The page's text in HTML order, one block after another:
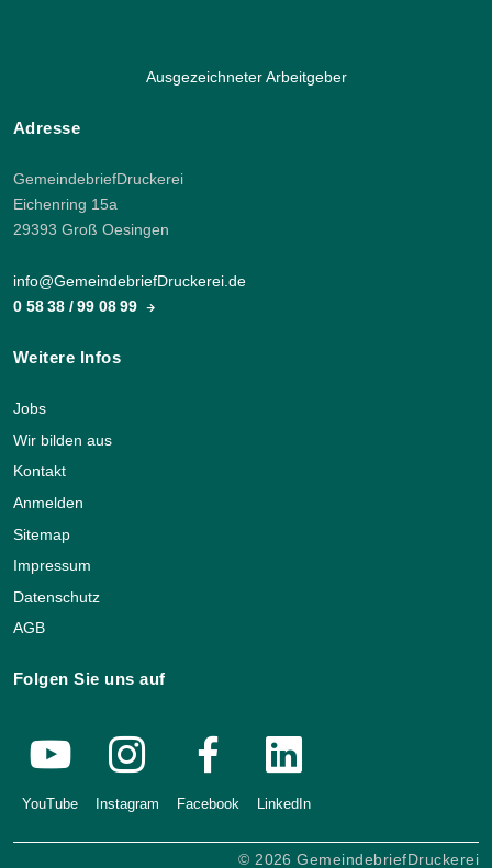
Ausgezeichneter Arbeitgeber
Adresse
GemeindebriefDruckerei
Eichenring 15a
29393 Groß Oesingen
info@GemeindebriefDruckerei.de
0 58 38 / 99 08 99
Weitere Infos
Jobs
Wir bilden aus
Kontakt
Anmelden
Sitemap
Impressum
Datenschutz
AGB
Folgen Sie uns auf
YouTube Instagram Facebook LinkedIn
© 2026 GemeindebriefDruckerei